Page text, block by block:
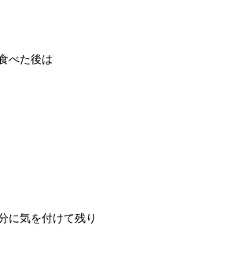
べた後は
に気を付けて残り